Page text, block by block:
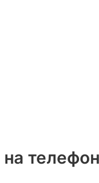
на телефон